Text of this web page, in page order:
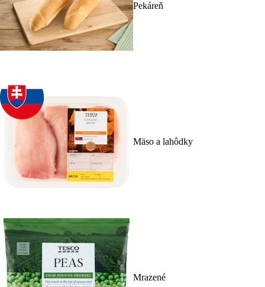
Pekáreň
Mäso a lahôdky
Mrazené